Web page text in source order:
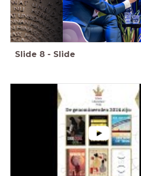
Slide 8 - Slide